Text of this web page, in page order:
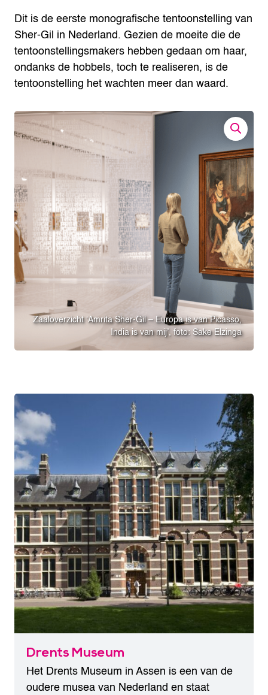
Dit is de eerste monografische tentoonstelling van
Sher-Gil in Nederland. Gezien de moeite die de
tentoonstellingsmakers hebben gedaan om haar,
ondanks de hobbels, toch te realiseren, is de
tentoonstelling het wachten meer dan waard.
Zaaloverzicht ‘Amrita Sher-Gil – Europa is van Picasso,
India is van mij’, foto: Sake Elzinga
Drents Museum
Het Drents Museum in Assen is een van de
oudere musea van Nederland en staat